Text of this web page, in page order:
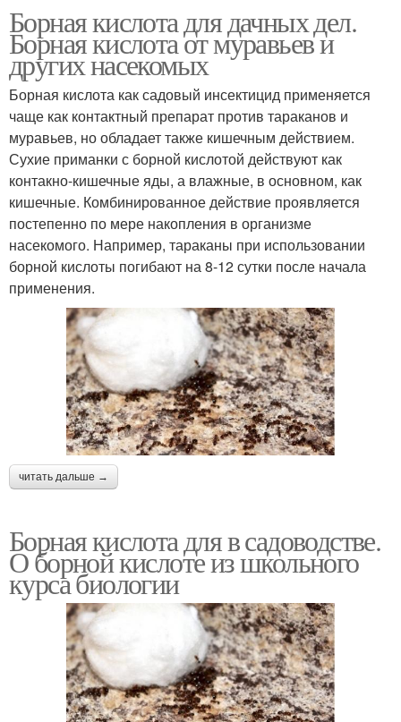
Борная кислота для дачных дел.
Борная кислота от муравьев и
других насекомых
Борная кислота как садовый инсектицид применяется
чаще как контактный препарат против тараканов и
муравьев, но обладает также кишечным действием.
Сухие приманки с борной кислотой действуют как
контакно-кишечные яды, а влажные, в основном, как
кишечные. Комбинированное действие проявляется
постепенно по мере накопления в организме
насекомого. Например, тараканы при использовании
борной кислоты погибают на 8-12 сутки после начала
применения.
читать дальше →
Борная кислота для в садоводстве.
О борной кислоте из школьного
курса биологии